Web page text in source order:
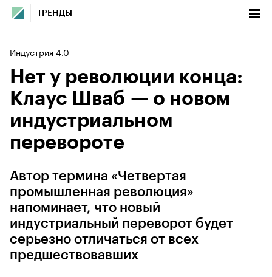
ТРЕНДЫ
Индустрия 4.0
Нет у революции конца:
Клаус Шваб — о новом
индустриальном
перевороте
Автор термина «Четвертая
промышленная революция»
напоминает, что новый
индустриальный переворот будет
серьезно отличаться от всех
предшествовавших